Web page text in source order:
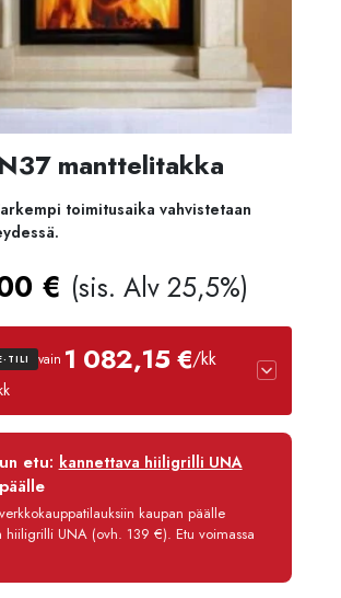
manttelitakka
toimitusaika vahvistetaan
€ (sis. Alv 25,5%)
TILI vain 1 082,15 €/kk
12 kk
3,90 €/kk
12 985,80 €
etu: kannettava hiiligrilli UNA
kaupan päälle
hiiligrilli UNA (ovh. 139 €). Etu voimassa